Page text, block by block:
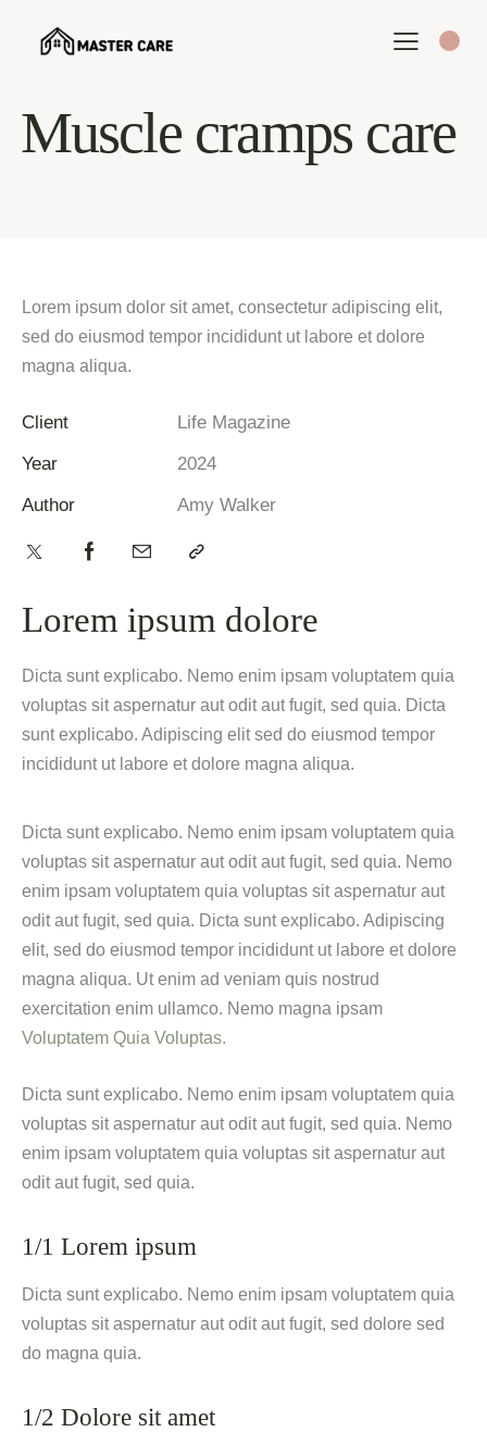
Muscle cramps care
Lorem ipsum dolor sit amet, consectetur adipiscing elit,
sed do eiusmod tempor incididunt ut labore et dolore
magna aliqua.
Client
Life Magazine
Year
2024
Author
Amy Walker
Lorem ipsum dolore
Dicta sunt explicabo. Nemo enim ipsam voluptatem quia
voluptas sit aspernatur aut odit aut fugit, sed quia. Dicta
sunt explicabo. Adipiscing elit sed do eiusmod tempor
incididunt ut labore et dolore magna aliqua.
Dicta sunt explicabo. Nemo enim ipsam voluptatem quia
voluptas sit aspernatur aut odit aut fugit, sed quia. Nemo
enim ipsam voluptatem quia voluptas sit aspernatur aut
odit aut fugit, sed quia. Dicta sunt explicabo. Adipiscing
elit, sed do eiusmod tempor incididunt ut labore et dolore
magna aliqua. Ut enim ad veniam quis nostrud
exercitation enim ullamco. Nemo magna ipsam
Voluptatem Quia Voluptas.
Dicta sunt explicabo. Nemo enim ipsam voluptatem quia
voluptas sit aspernatur aut odit aut fugit, sed quia. Nemo
enim ipsam voluptatem quia voluptas sit aspernatur aut
odit aut fugit, sed quia.
1/1 Lorem ipsum
Dicta sunt explicabo. Nemo enim ipsam voluptatem quia
voluptas sit aspernatur aut odit aut fugit, sed dolore sed
do magna quia.
1/2 Dolore sit amet